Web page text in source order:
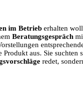
im Betrieb erhalten
Beratungsgespräch
aus. Sie suchten
redet,